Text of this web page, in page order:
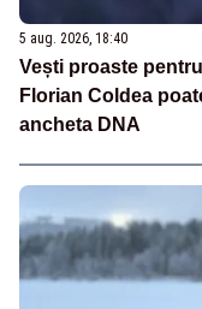
5 aug. 2026, 18:40
Vești proaste
Florian Coldea
ancheta DNA